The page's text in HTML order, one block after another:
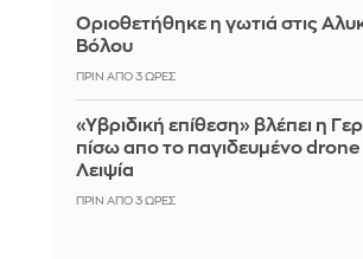
Οριοθετήθηκε η γωτιά στις
Βόλου
ΠΡΙΝ ΑΠΌ 3 ΏΡΕΣ
«Υβριδική επίθεση» βλέπει η
πίσω απο το παγιδευμένο drone
Λειψία
ΠΡΙΝ ΑΠΌ 3 ΏΡΕΣ